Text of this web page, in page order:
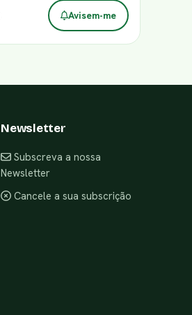
Avisem-me
Newsletter
Subscreva a nossa
Newsletter
Cancele a sua subscrição